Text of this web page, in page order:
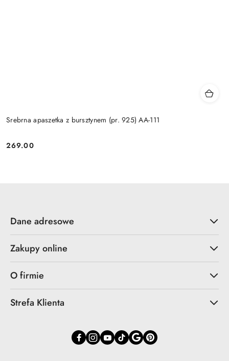
Srebrna apaszetka z bursztynem (pr. 925) AA-111
Cena:
269.00
Dane adresowe
Zakupy online
O firmie
Strefa Klienta